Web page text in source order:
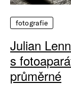
fotografie
Julian
s
průměrné